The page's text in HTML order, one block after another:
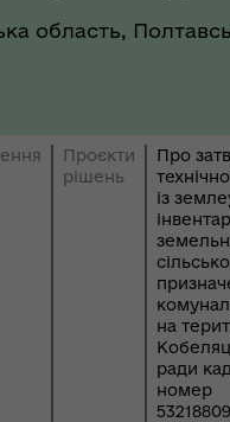
область,
Проєкти
рішень
Про
із
на
ради
номер